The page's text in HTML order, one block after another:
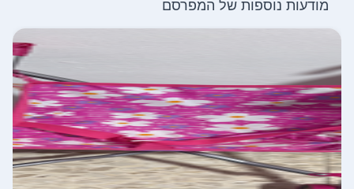
מודעות נוספות של המפרסם